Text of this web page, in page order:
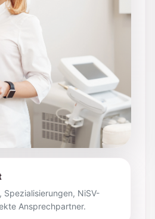
Spezialisierungen, NiSV-
Ansprechpartner.